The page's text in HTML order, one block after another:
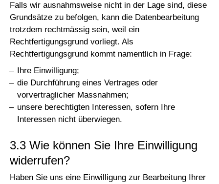
Falls wir ausnahmsweise nicht in der Lage sind, diese
Grundsätze zu befolgen, kann die Datenbearbeitung
trotzdem rechtmässig sein, weil ein
Rechtfertigungsgrund vorliegt. Als
Rechtfertigungsgrund kommt namentlich in Frage:
Ihre Einwilligung;
die Durchführung eines Vertrages oder
vorvertraglicher Massnahmen;
unsere berechtigten Interessen, sofern Ihre
Interessen nicht überwiegen.
3.3 Wie können Sie Ihre Einwilligung
widerrufen?
Haben Sie uns eine Einwilligung zur Bearbeitung Ihrer